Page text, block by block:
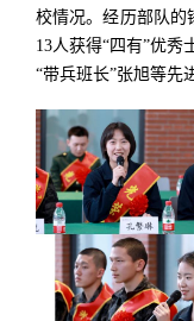
校情况。经历部队的
13人获得“四有”优秀
“带兵班长”张旭等先